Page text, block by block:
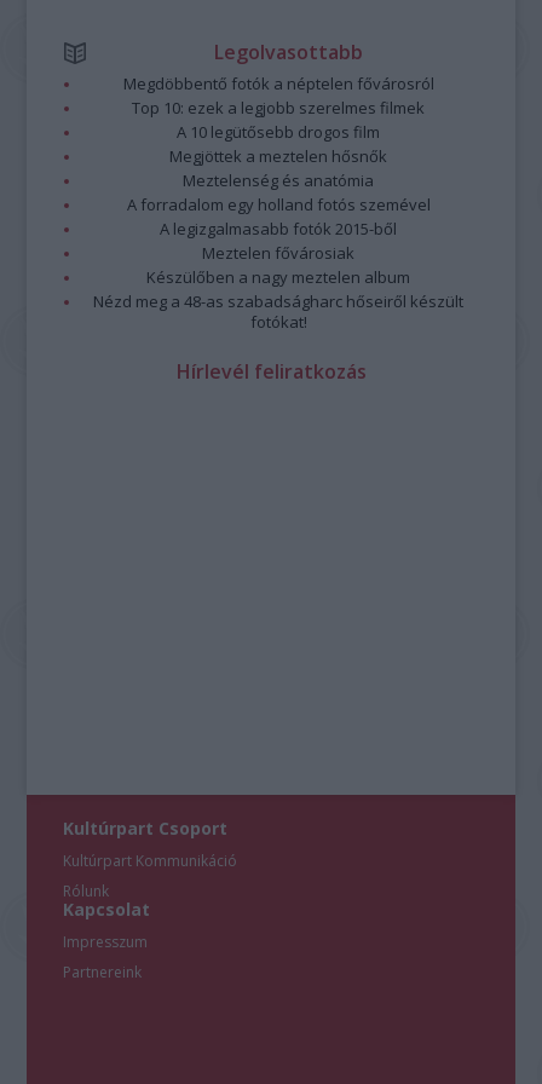
Legolvasottabb
Megdöbbentő fotók a néptelen fővárosról
Top 10: ezek a legjobb szerelmes filmek
A 10 legütősebb drogos film
Megjöttek a meztelen hősnők
Meztelenség és anatómia
A forradalom egy holland fotós szemével
A legizgalmasabb fotók 2015-ből
Meztelen fővárosiak
Készülőben a nagy meztelen album
Nézd meg a 48-as szabadságharc hőseiről készült
fotókat!
Hírlevél feliratkozás
Kultúrpart Csoport
Kultúrpart Kommunikáció
Rólunk
Kapcsolat
Impresszum
Partnereink